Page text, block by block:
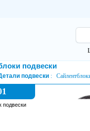
подвески
подвески
подвески